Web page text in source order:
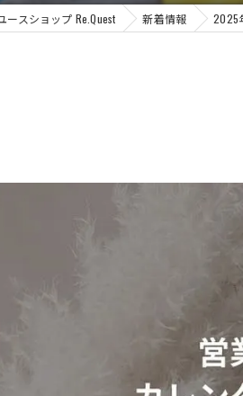
スショップ Re.Quest 新着情報 2025